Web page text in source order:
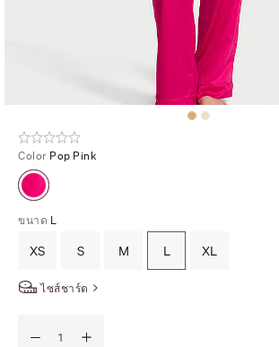
Color Pop Pink
ขนาด L
XS S M L XL
ไซส์ชาร์ต